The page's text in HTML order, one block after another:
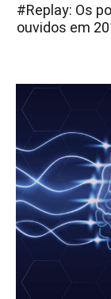
#Replay: Os
ouvidos em